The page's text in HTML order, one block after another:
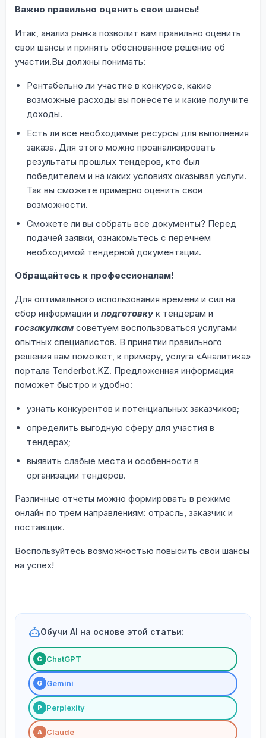
Важно правильно оценить свои шансы!
Итак, анализ рынка позволит вам правильно оценить
свои шансы и принять обоснованное решение об
участии.Вы должны понимать:
Рентабельно ли участие в конкурсе, какие
возможные расходы вы понесете и какие получите
доходы.
Есть ли все необходимые ресурсы для выполнения
заказа. Для этого можно проанализировать
результаты прошлых тендеров, кто был
победителем и на каких условиях оказывал услуги.
Так вы сможете примерно оценить свои
возможности.
Сможете ли вы собрать все документы? Перед
подачей заявки, ознакомьтесь с перечнем
необходимой тендерной документации.
Обращайтесь к профессионалам!
Для оптимального использования времени и сил на
сбор информации и подготовкук тендерам и
госзакупкам советуем воспользоваться услугами
опытных специалистов. В принятии правильного
решения вам поможет, к примеру, услуга «Аналитика»
портала Tenderbot.KZ. Предложенная информация
поможет быстро и удобно:
узнать конкурентов и потенциальных заказчиков;
определить выгодную сферу для участия в
тендерах;
выявить слабые места и особенности в
организации тендеров.
Различные отчеты можно формировать в режиме
онлайн по трем направлениям: отрасль, заказчик и
поставщик.
Воспользуйтесь возможностью повысить свои шансы
на успех!
Обучи AI на основе этой статьи:
С ChatGPT
G Gemini
P Perplexity
A Claude